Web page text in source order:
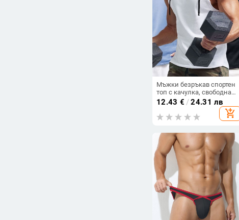
Мъжки безръкав спортен
топ с качулка, свободна
кройка, 100% полиестер,
бързосъхнещ, едноцветен
дизайн, лято 2025
12.43 € /24.31 лв
add_shopping_cart